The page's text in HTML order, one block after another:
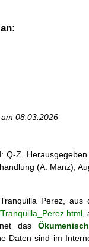
08.03.2026
Z.
(A. Manz),
Tranquilla Perez, aus
das
Daten sind im